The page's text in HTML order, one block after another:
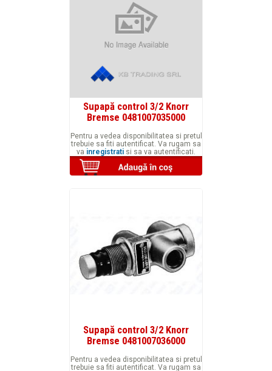
Supapă control 3/2 Knorr
Bremse 0481007035000
Pentru a vedea disponibilitatea si pretul
trebuie sa fiti autentificat. Va rugam sa
va inregistrati si sa va autentificati.
Supapă control 3/2 Knorr
Bremse 0481007036000
Pentru a vedea disponibilitatea si pretul
trebuie sa fiti autentificat. Va rugam sa